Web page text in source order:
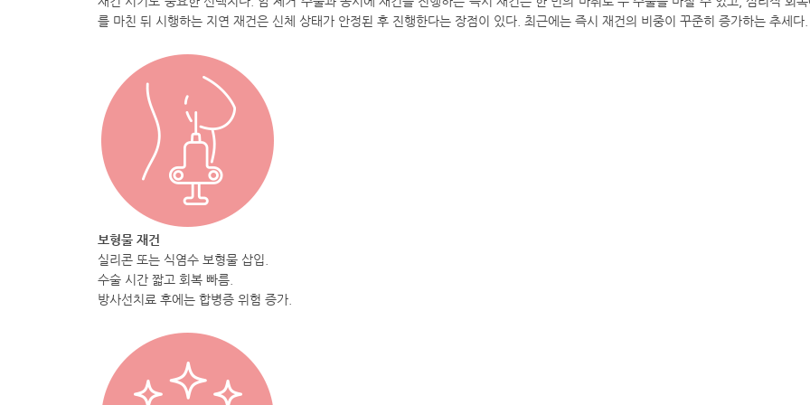
를 마친 뒤 시행하는 지연 재건은 신체 상태가 안정된 후 진행한다는 장점이 있다. 최근에는 즉시 재건의 비중이 꾸준히 증가하는 추세다.
보형물 재건
실리콘 또는 식염수 보형물 삽입.
수술 시간 짧고 회복 빠름.
방사선치료 후에는 합병증 위험 증가.